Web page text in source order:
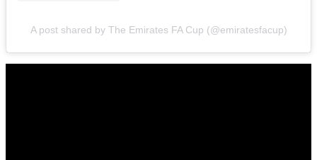
A post shared by The Emirates FA Cup (@emiratesfacup)